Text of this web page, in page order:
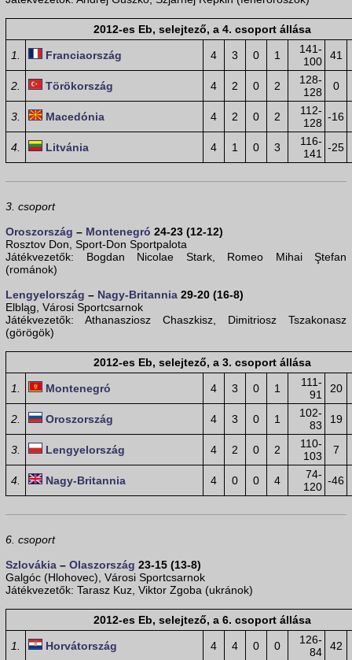
2012-es Eb, selejtező, a 4. csoport állása
1. Franciaország 4 3 0 1
141-
100
41
2. Törökország 4 2 0 2
128-
128
0
3. Macedónia 4 2 0 2
112-
128 -16
4. Litvánia 4 1 0 3
116-
141
-25
3. csoport
Oroszország – Montenegró 24-23 (12-12)
Rosztov Don, Sport-Don Sportpalota
Játékvezetők: Bogdan Nicolae Stark, Romeo Mihai Ştefan
(románok)
Lengyelország – Nagy-Britannia 29-20 (16-8)
Elbląg, Városi Sportcsarnok
Játékvezetők: Athanasziosz Chaszkisz, Dimitriosz Tszakonasz
(görögök)
2012-es Eb, selejtező, a 3. csoport állása
1. Montenegró 4 3 0 1
111-
91
20
2. Oroszország 4 3 0 1
102-
83
19
3. Lengyelország 4 2 0 2
110-
103
7
4. Nagy-Britannia 4 0 0 4
74-
120 -46
6. csoport
Szlovákia – Olaszország 23-15 (13-8)
Galgóc (Hlohovec), Városi Sportcsarnok
Játékvezetők: Tarasz Kuz, Viktor Zgoba (ukránok)
2012-es Eb, selejtező, a 6. csoport állása
1. Horvátország 4 4 0 0
126-
84
42